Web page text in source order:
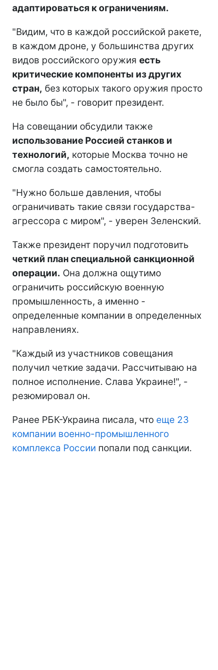
адаптироваться к ограничениям.
"Видим, что в каждой российской ракете,
в каждом дроне, у большинства других
видов российского оружия есть
критические компоненты из других
стран, без которых такого оружия просто
не было бы", - говорит президент.
На совещании обсудили также
использование Россией станков и
технологий, которые Москва точно не
смогла создать самостоятельно.
"Нужно больше давления, чтобы
ограничивать такие связи государства-
агрессора с миром", - уверен Зеленский.
Также президент поручил подготовить
четкий план специальной санкционной
операции. Она должна ощутимо
ограничить российскую военную
промышленность, а именно -
определенные компании в определенных
направлениях.
"Каждый из участников совещания
получил четкие задачи. Рассчитываю на
полное исполнение. Слава Украине!", -
резюмировал он.
Ранее РБК-Украина писала, что еще 23
компании военно-промышленного
комплекса России попали под санкции.